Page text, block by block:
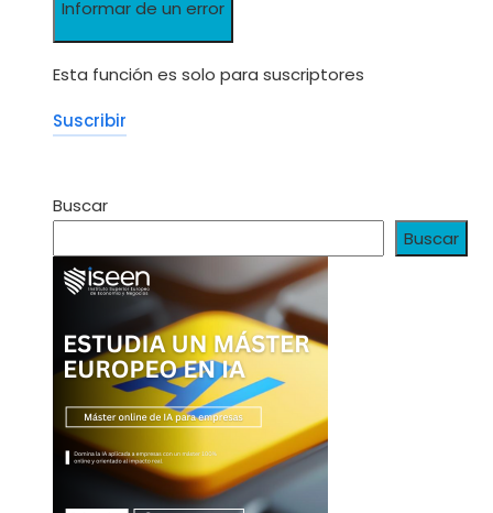
Informar de un error
Esta función es solo para suscriptores
Suscribir
Buscar
Buscar